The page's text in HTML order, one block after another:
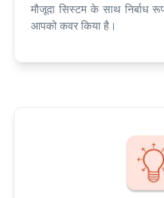
मौजूदा सिस्टम के साथ
आपको कवर किया है।